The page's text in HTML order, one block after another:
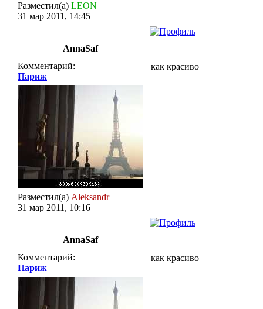
Разместил(а) LEON
31 мар 2011, 14:45
AnnaSaf
Комментарий:
Париж
Разместил(а) Aleksandr
31 мар 2011, 10:16
как красиво
AnnaSaf
Комментарий:
Париж
как красиво